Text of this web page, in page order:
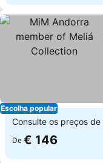
Escolha popular
Consulte os preços de
De € 146